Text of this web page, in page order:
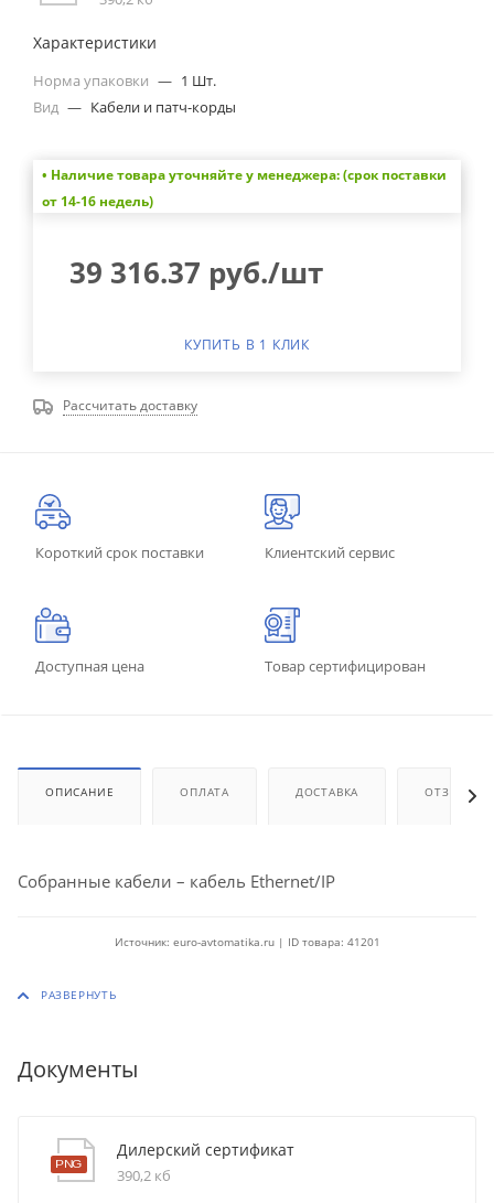
Характеристики
Норма упаковки — 1 Шт.
Вид — Кабели и патч-корды
• Наличие товара уточняйте у менеджера: (срок поставки
от 14-16 недель)
39 316.37 руб./шт
КУПИТЬ В 1 КЛИК
Рассчитать доставку
Короткий срок поставки Клиентский сервис
Доступная цена Товар сертифицирован
ОПИСАНИЕ ОПЛАТА ДОСТАВКА ОТЗЫВЫ
Собранные кабели – кабель Ethernet/IP
Источник: euro-avtomatika.ru | ID товара: 41201
Документы
Дилерский сертификат
390,2 кб